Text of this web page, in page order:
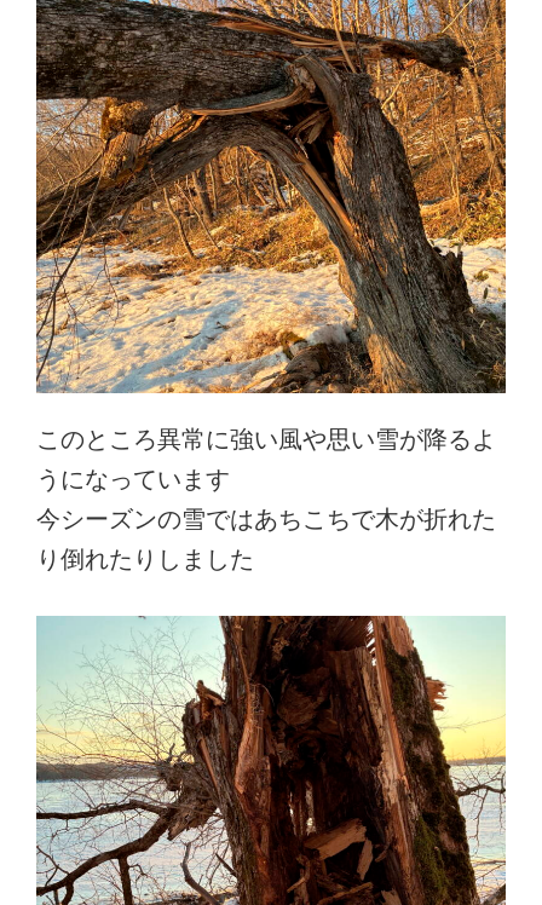
このところ異常に強い風や思い雪が降るよ
うになっています
今シーズンの雪ではあちこちで木が折れた
り倒れたりしました